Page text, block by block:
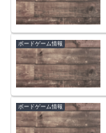
ボードゲーム情報
ボードゲーム情報